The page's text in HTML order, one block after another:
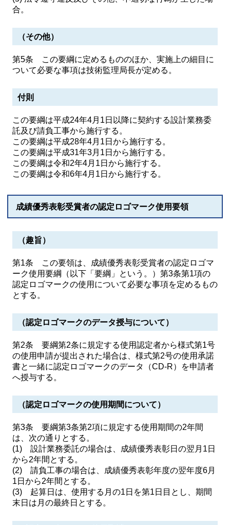
合。
（その他）
第5条 この要綱に定めるもののほか、実施上の細目に
ついて必要な事項は技術監理局長が定める。
付則
この要綱は平成24年4月1日以降に契約する設計業務委
託及び請負工事から施行する。
この要綱は平成28年4月1日から施行する。
この要綱は平成31年3月1日から施行する。
この要綱は令和2年4月1日から施行する。
この要綱は令和6年4月1日から施行する。
成績優秀表彰受賞者の認定ロゴマーク使用要領
（趣旨）
第1条 この要領は、成績優秀表彰受賞者の認定ロゴマ
ーク使用要綱（以下「要綱」という。）第3条第1項の
認定ロゴマークの使用について必要な事項を定めるもの
とする。
（認定ロゴマークのデータ授与について）
第2条 要綱第2条に規定する使用認定者から様式第1号
の使用申請が提出された場合は、様式第2号の使用承諾
書と一緒に認定ロゴマークのデータ（CD-R）を申請者
へ授与する。
（認定ロゴマークの使用期間について）
第3条 要綱第3条第2項に規定する使用期間の2年間
は、次の通りとする。
(1) 設計業務委託の場合は、成績優秀表彰日の翌月1日
から2年間とする。
(2) 請負工事の場合は、成績優秀表彰年度の翌年度6月
1日から2年間とする。
(3) 起算日は、使用する月の1日を第1日目とし、期間
末日は月の最終日とする。